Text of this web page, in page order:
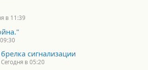
в 11:39
сигнализации
Сегодня в 05:20